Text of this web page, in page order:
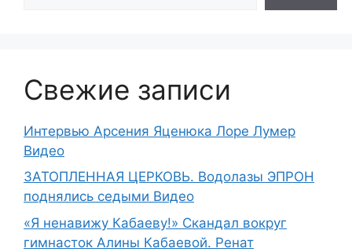
Свежие записи
Интервью Арсения Яценюка Лоре Лумер
Видео
ЗАТОПЛЕННАЯ ЦЕРКОВЬ. Водолазы ЭПРОН
поднялись седыми Видео
«Я ненавижу Кабаеву!» Скандал вокруг
гимнасток Алины Кабаевой. Ренат